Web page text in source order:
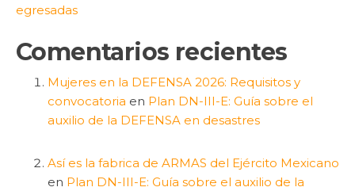
egresadas
Comentarios recientes
Mujeres en la DEFENSA 2026: Requisitos y
convocatoria en Plan DN-III-E: Guía sobre el
auxilio de la DEFENSA en desastres
Así es la fabrica de ARMAS del Ejército Mexicano
en Plan DN-III-E: Guía sobre el auxilio de la